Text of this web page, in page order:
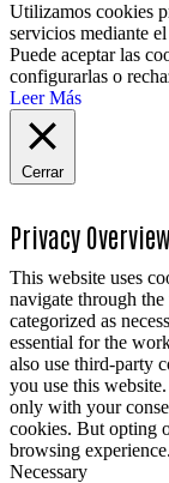
Utilizamos cookies
servicios mediante
Puede aceptar las
configurarlas o
Leer Más
Cerrar
Privacy Overview
This website uses
navigate through
categorized as
essential for the
also use third-party
you use this
only with your
cookies. But opting
browsing experience.
Necessary